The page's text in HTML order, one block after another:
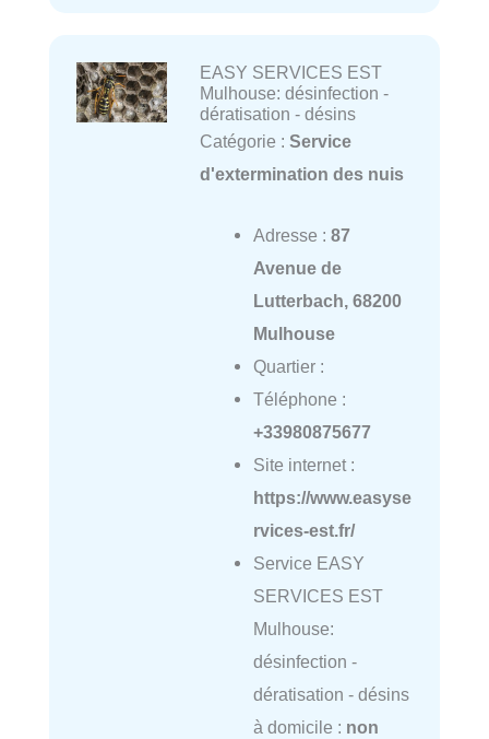
EASY SERVICES EST
Mulhouse: désinfection -
dératisation - désins
Catégorie : Service
d'extermination des nuis
Adresse : 87
Avenue de
Lutterbach, 68200
Mulhouse
Quartier :
Téléphone :
+33980875677
Site internet :
https://www.easyse
rvices-est.fr/
Service EASY
SERVICES EST
Mulhouse:
désinfection -
dératisation - désins
à domicile : non